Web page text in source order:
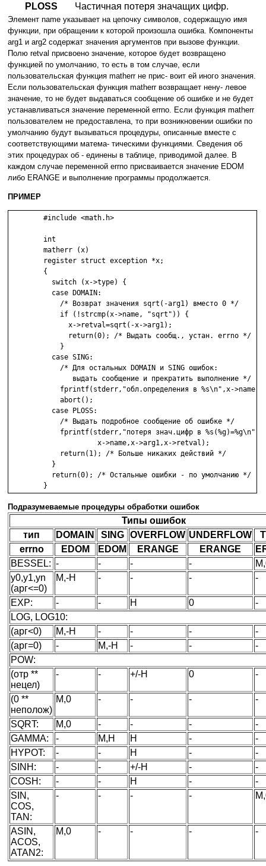
PLOSS
Частичная потеря значащих цифр.
Элемент name указывает на цепочку символов, содержащую имя
функции, при обращении к которой произошла ошибка. Компоненты
arg1 и arg2 содержат значения аргументов при вызове функции.
Полю retval присвоено значение, которое будет возвращено
функцией по умолчанию, то есть в том случае, если
пользовательская функция matherr не прис- воит ей иного значения.
Если пользовательская функция matherr возвращает нену- левое
значение, то не будет выдаваться сообщение об ошибке и не будет
устанавливаться значение переменной errno. Если функция matherr
пользователем не предоставлена, то при возникновении ошибки по
умолчанию будут вызываться процедуры, описанные вместе с
соответствующими матема- тическими функциями. Сведения об
этих процедурах об - единены в таблице, приводимой далее. В
каждом случае переменной errno присваивается значение EDOM
либо ERANGE и выполнение программы продолжается.
ПРИМЕР
Подразумеваемые процедуры обработки ошибок
Типы ошибок
тип
DOMAIN SING OVERFLOW UNDERFLOW
errno
EDOM EDOM ERANGE ERANGE
BESSEL: - - - -
y0,y1,yn
(арг<=0)
M,-H - - - -
EXP: - - H 0
-
LOG, LOG10:
(арг<0)
M,-H - - -
-
(арг=0)
- M,-H - -
-
POW:
(отр **
нецел)
- - +/-H 0 -
(0 **
неполож)
M,0 - - - -
SQRT: M,0 - - -
-
GAMMA:
- M,H H -
-
HYPOT:
- - H -
-
SINH:
- - +/-H -
-
COSH:
- - H -
-
SIN,
COS,
TAN:
- - - -
ASIN,
ACOS,
ATAN2:
M,0 - - - -